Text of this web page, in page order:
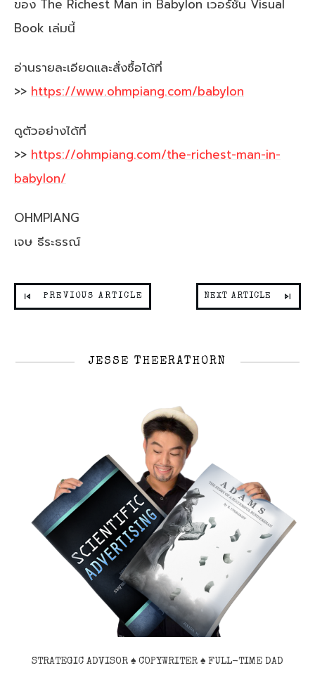
ของ The Richest Man in Babylon เวอร์ชั่น Visual
Book เล่มนี้
อ่านรายละเอียดและสั่งซื้อได้ที่
>> https://www.ohmpiang.com/babylon
ดูตัวอย่างได้ที่
>> https://ohmpiang.com/the-richest-man-in-
babylon/
OHMPIANG
เจษ ธีระธรณ์
PREVIOUS ARTICLE NEXT ARTICLE
JESSE THEERATHORN
STRATEGIC ADVISOR ♠ COPYWRITER ♠ FULL-TIME DAD